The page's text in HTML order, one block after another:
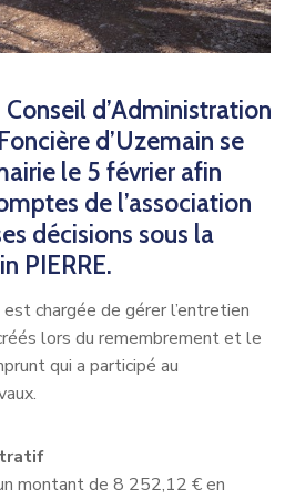
d’Administration
d’Uzemain se
le 5 février afin
de l’association
décisions sous la
PIERRE.
est chargée de gérer l’entretien
lors du remembrement et le
qui a participé au
montant de 8 252,12 € en